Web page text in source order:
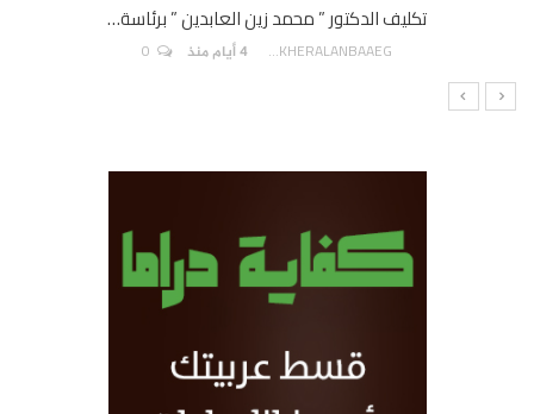
تكليف الدكتور ” محمد زين العابدين ” برئاسة…
AKHERALANBAAEG 4 أيام منذ